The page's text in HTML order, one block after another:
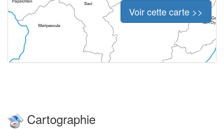
Voir cette carte >>
Cartographie